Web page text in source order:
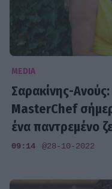
MEDIA
Σαρακίνης-
MasterChef
ένα παντρεμένο
09:14 @28-10-2022